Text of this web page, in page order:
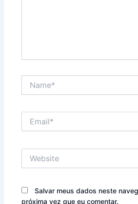
Salvar meus dados neste
próxima vez que eu comentar.